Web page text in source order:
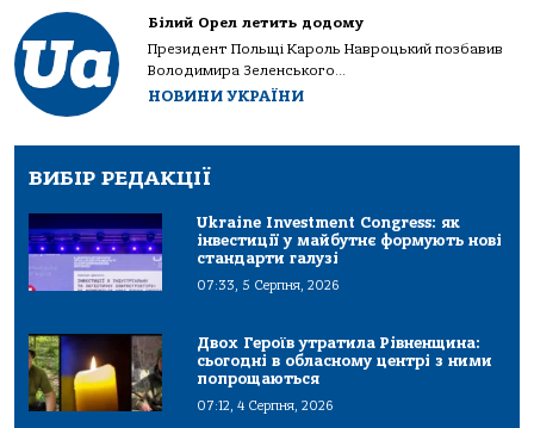
Білий Орел летить додому
Президент Польщі Кароль Навроцький позбавив
Володимира Зеленського...
НОВИНИ УКРАЇНИ
ВИБІР РЕДАКЦІЇ
Ukraine Investment Congress: як
інвестиції у майбутнє формують нові
стандарти галузі
07:33, 5 Серпня, 2026
Двох Героїв утратила Рівненщина:
сьогодні в обласному центрі з ними
попрощаються
07:12, 4 Серпня, 2026